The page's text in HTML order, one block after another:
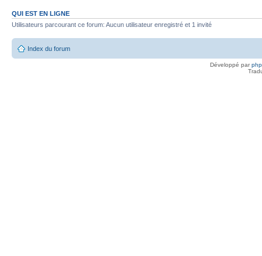
QUI EST EN LIGNE
Utilisateurs parcourant ce forum: Aucun utilisateur enregistré et 1 invité
Index du forum
Développé par